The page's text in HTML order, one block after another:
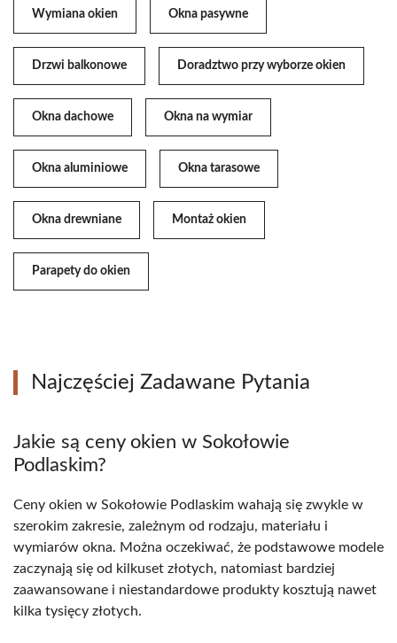
Wymiana okien Okna pasywne
Drzwi balkonowe Doradztwo przy wyborze okien
Okna dachowe Okna na wymiar
Okna aluminiowe Okna tarasowe
Okna drewniane Montaż okien
Parapety do okien
Najczęściej Zadawane Pytania
Jakie są ceny okien w Sokołowie
Podlaskim?
Ceny okien w Sokołowie Podlaskim wahają się zwykle w
szerokim zakresie, zależnym od rodzaju, materiału i
wymiarów okna. Można oczekiwać, że podstawowe modele
zaczynają się od kilkuset złotych, natomiast bardziej
zaawansowane i niestandardowe produkty kosztują nawet
kilka tysięcy złotych.